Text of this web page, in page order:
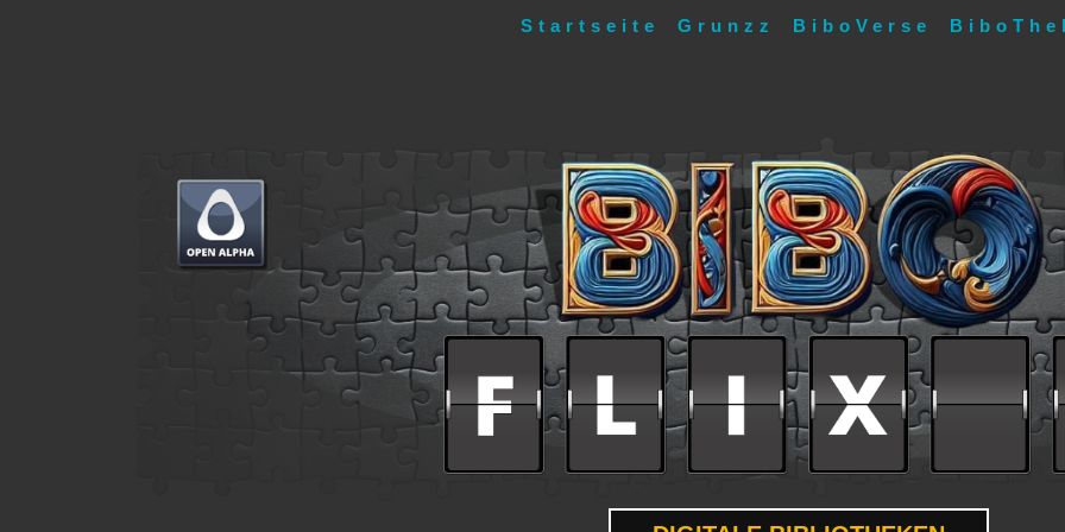
Startseite Grunzz BiboVerse